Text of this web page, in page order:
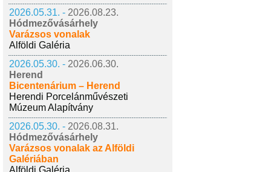
2026.05.31. - 2026.08.23.
Hódmezővásárhely
Varázsos vonalak
Alföldi Galéria
2026.05.30. - 2026.06.30.
Herend
Bicentenárium – Herend
Herendi Porcelánművészeti
Múzeum Alapítvány
2026.05.30. - 2026.08.31.
Hódmezővásárhely
Varázsos vonalak az Alföldi
Galériában
Alföldi Galéria